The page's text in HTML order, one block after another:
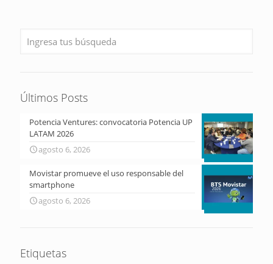
Últimos Posts
Potencia Ventures: convocatoria Potencia UP
LATAM 2026
agosto 6, 2026
Movistar promueve el uso responsable del
smartphone
agosto 6, 2026
Etiquetas